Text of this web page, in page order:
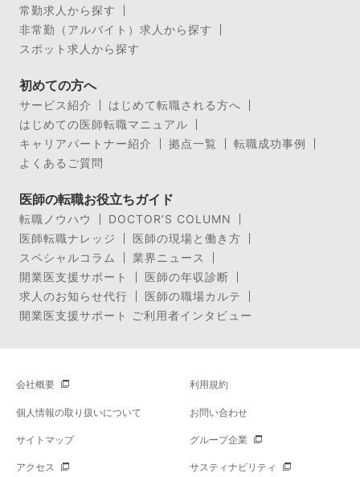
常勤求人から探す
非常勤（アルバイト）求人から探す
スポット求人から探す
初めての方へ
サービス紹介
はじめて転職される方へ
はじめての医師転職マニュアル
キャリアパートナー紹介
拠点一覧
転職成功事例
よくあるご質問
医師の転職お役立ちガイド
転職ノウハウ
DOCTOR’S COLUMN
医師転職ナレッジ
医師の現場と働き方
スペシャルコラム
業界ニュース
開業医支援サポート
医師の年収診断
求人のお知らせ代行
医師の職場カルテ
開業医支援サポート ご利用者インタビュー
会社概要 利用規約
個人情報の取り扱いについて お問い合わせ
サイトマップ グループ企業
アクセス サスティナビリティ